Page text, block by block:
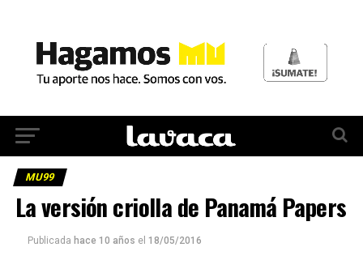
MU99
La versión criolla de Panamá Papers
Publicada hace 10 años el 18/05/2016